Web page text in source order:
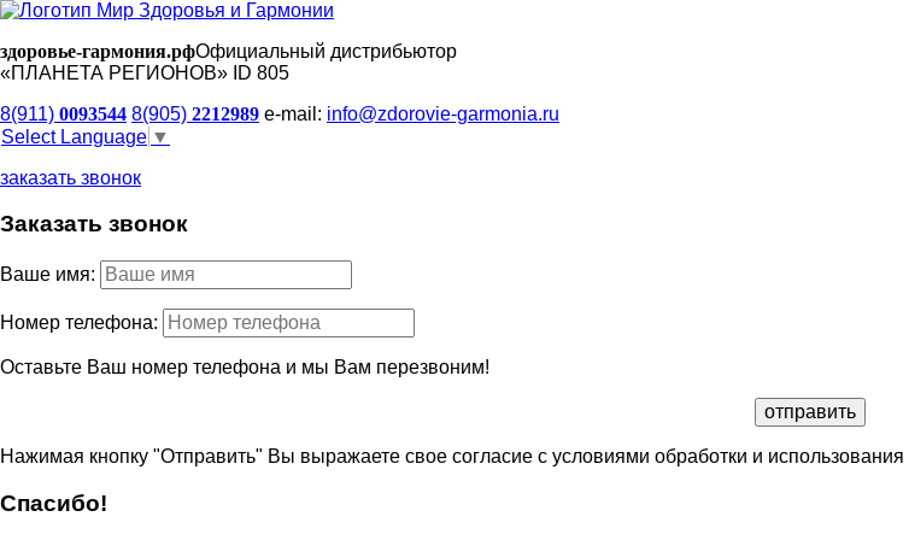
здоровье-гармония.рфОфициальный дистрибьютор
«ПЛАНЕТА РЕГИОНОВ» ID 805
8(911) 0093544 8(905) 2212989 e-mail: info@zdorovie-garmonia.ru
Select Language ▼
заказать звонок
Заказать звонок
Ваше имя:
Номер телефона:
Оставьте Ваш номер телефона и мы Вам перезвоним!
Нажимая кнопку "Отправить" Вы выражаете свое согласие с условиями обработки и использования
Спасибо!